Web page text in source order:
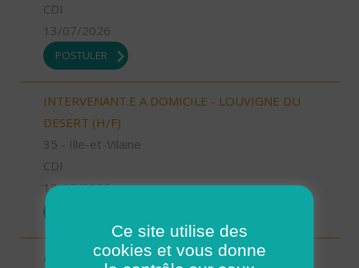
CDI
13/07/2026
POSTULER
INTERVENANT.E A DOMICILE - LOUVIGNE DU
DESERT (H/F)
35 - Ille-et-Vilaine
CDI
13/07/2026
Aide à domicile Cléon d'Andran (H/F)
Ce site utilise des
cookies et vous donne